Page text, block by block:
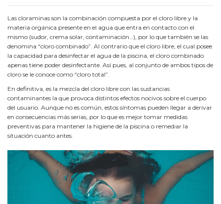
Las cloraminas son la combinación compuesta por el cloro libre y la
materia orgánica presente en el agua que entra en contacto con el
mismo (sudor, crema solar, contaminación…), por lo que también se las
denomina “cloro combinado”. Al contrario que el cloro libre, el cual posee
la capacidad para desinfectar el agua de la piscina, el cloro combinado
apenas tiene poder desinfectante. Así pues, al conjunto de ambos tipos de
cloro se le conoce como “cloro total”.
En definitiva, es la mezcla del cloro libre con las sustancias
contaminantes la que provoca distintos efectos nocivos sobre el cuerpo
del usuario. Aunque no es común, estos síntomas pueden llegar a derivar
en consecuencias más serias, por lo que es mejor tomar medidas
preventivas para mantener la higiene de la piscina o remediar la
situación cuanto antes.